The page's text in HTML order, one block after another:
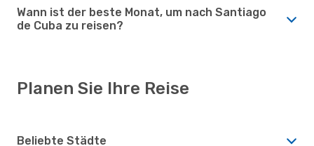
Wann ist der beste Monat, um nach Santiago
de Cuba zu reisen?
Planen Sie Ihre Reise
Beliebte Städte